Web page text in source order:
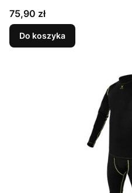
Cena
75,90 zł
Do koszyka